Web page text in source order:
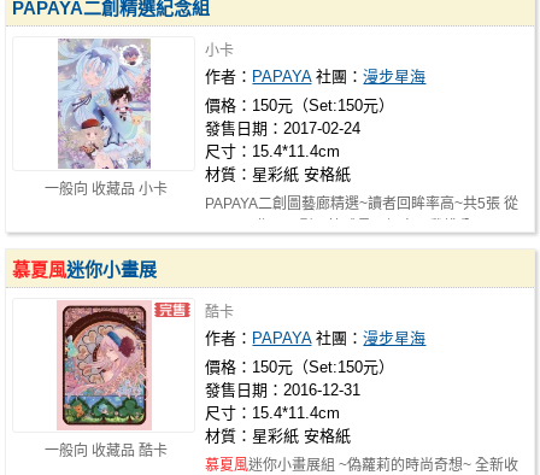
一般向 收藏品 小卡
PAPAYA二創精選紀念組
小卡
作者： PAPAYA 社團：漫步星海
價格：150元（Set:150元）
發售日期：2017-02-24
尺寸：15.4*11.4cm
材質：星彩紙 安格紙
PAPAYA二創圖藝廊精選~讀者回眸率高~共5張 從
一般向 收藏品 酷卡
慕夏風迷你小畫展
酷卡
作者： PAPAYA 社團：漫步星海
價格：150元（Set:150元）
發售日期：2016-12-31
尺寸：15.4*11.4cm
材質：星彩紙 安格紙
慕夏風迷你小畫展組 ~偽蘿莉的時尚奇想~ 全新收